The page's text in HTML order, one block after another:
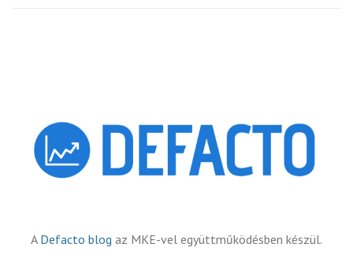
A Defacto blog az MKE-vel együttműködésben készül.